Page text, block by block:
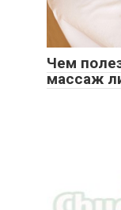
Чем
массаж